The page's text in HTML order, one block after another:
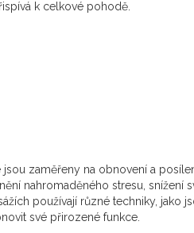
k celkové pohodě.
zaměřeny na obnovení a
nahromaděného stresu, snížení
používají různé techniky, jako
své přirozené funkce.